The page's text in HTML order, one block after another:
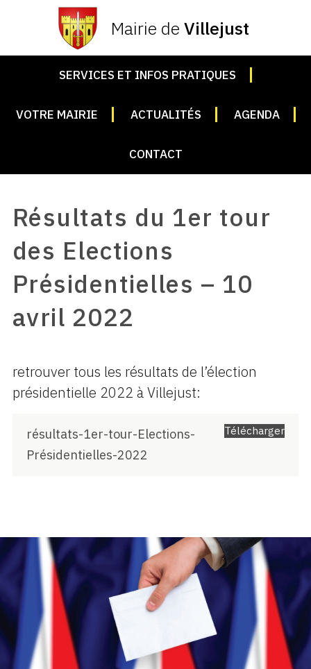
Mairie de Villejust
SERVICES ET INFOS PRATIQUES
VOTRE MAIRIE ACTUALITÉS AGENDA
CONTACT
Résultats du 1er tour
des Elections
Présidentielles – 10
avril 2022
retrouver tous les résultats de l’élection
présidentielle 2022 à Villejust:
résultats-1er-tour-Elections-
Présidentielles-2022
Télécharger